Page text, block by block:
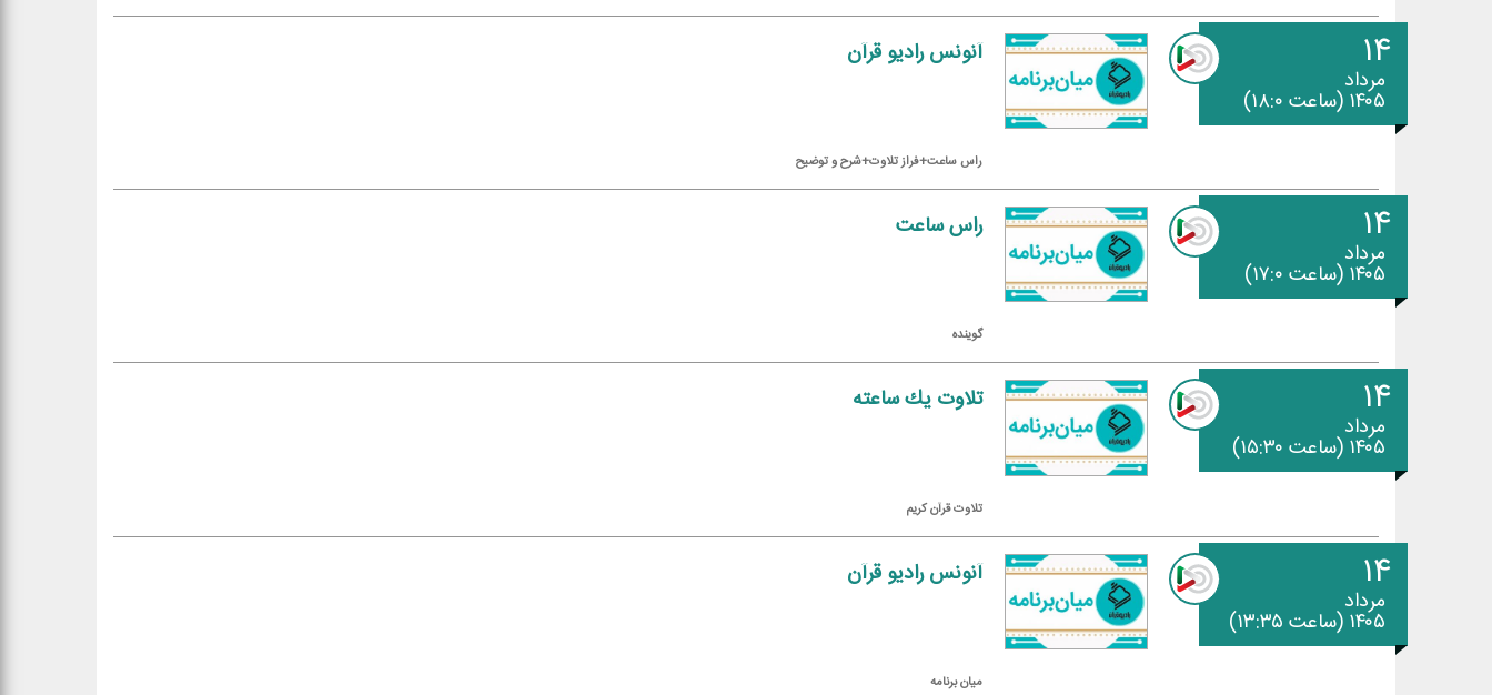
۱۴
مرداد
۱۴۰۵ (ساعت ۱۸:۰)
آنونس رادیو قرآن
راس ساعت+فراز تلاوت+شرح و توضیح
۱۴
مرداد
۱۴۰۵ (ساعت ۱۷:۰)
راس ساعت
گوینده
۱۴
مرداد
۱۴۰۵ (ساعت ۱۵:۳۰)
تلاوت یك ساعته
تلاوت قرآن كریم
۱۴
مرداد
۱۴۰۵ (ساعت ۱۳:۳۵)
آنونس رادیو قرآن
میان برنامه